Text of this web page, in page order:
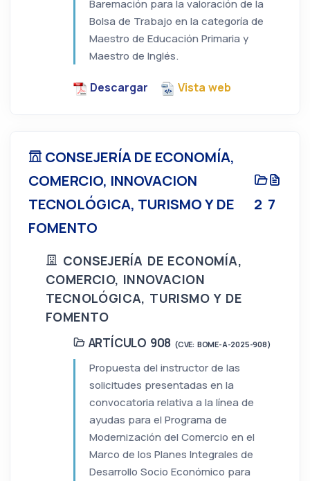
Baremación para la valoración de la
Bolsa de Trabajo en la categoría de
Maestro de Educación Primaria y
Maestro de Inglés.
Descargar Vista web
CONSEJERÍA DE ECONOMÍA,
COMERCIO, INNOVACION
TECNOLÓGICA, TURISMO Y DE
FOMENTO
2 7
CONSEJERÍA DE ECONOMÍA,
COMERCIO, INNOVACION
TECNOLÓGICA, TURISMO Y DE
FOMENTO
ARTÍCULO 908 (CVE: BOME-A-2025-908)
Propuesta del instructor de las
solicitudes presentadas en la
convocatoria relativa a la línea de
ayudas para el Programa de
Modernización del Comercio en el
Marco de los Planes Integrales de
Desarrollo Socio Económico para